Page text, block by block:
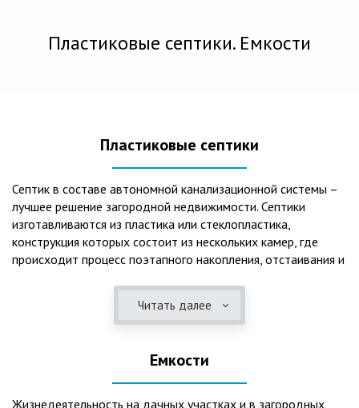
Пластиковые септики. Емкости
Пластиковые септики
Септик в составе автономной канализационной системы –
лучшее решение загородной недвижимости. Септики
изготавливаются из пластика или стеклопластика,
конструкция которых состоит из нескольких камер, где
происходит процесс поэтапного накопления, отстаивания и
длительный срок службы, так как не подвержены коррозии.
2. Обладают высокой прочностью – способны
состоянии. 3. Могут эксплуатироваться в любом регионе
России при любых низких температурах. 4. Полностью
герметичны, что дает гарантию по полной безопасности
Читать далее
Емкости
Жизнедеятельность на дачных участках и в загородных